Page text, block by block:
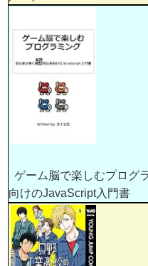
ゲーム脳で楽しむプログ
向けのJavaScript入門書